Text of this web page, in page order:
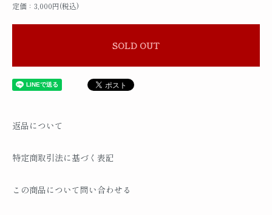
定価：3,000円(税込)
SOLD OUT
返品について
特定商取引法に基づく表記
この商品について問い合わせる